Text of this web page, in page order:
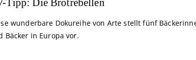
wunderbare Dokureihe von Arte stellt fünf
Bäcker in Europa vor.